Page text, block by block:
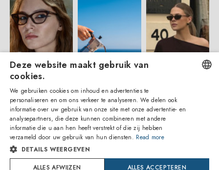
Amevista Srl
ITALIAN
Deze website maakt gebruik van
cookies.
We gebruiken cookies om inhoud en advertenties te
personaliseren en om ons verkeer te analyseren. We delen ook
informatie over uw gebruik van onze site met onze advertentie- en
analysepartners, die deze kunnen combineren met andere
informatie die u aan hen heeft verstrekt of die zij hebben
verzameld door uw gebruik van hun diensten. Read more
DETAILS WEERGEVEN
ALLES ACCEPTEREN
ALLES AFWIJZEN